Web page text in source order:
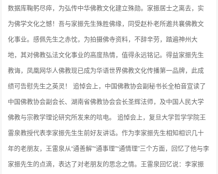
数据库鞠躬尽瘁，为弘传中华佛教文化建立殊勋。家振居士之离去，实
为佛学文化之憾！吾与家振先生殊胜佛缘，同受赵朴老所邀共襄佛教文
化事业。感佩先生之赤忱，为拍摄佛寺资料，不辞辛劳，踏遍神州大
地，其对佛教弘法文化事业的高度热情，值得永远铭记。得益家振先生
教诲，凤凰网华人佛教现已成为华语世界佛教文化传播第一品牌，此成
绩可告慰先生之英灵！ 追悼会上，中国佛教协会副秘书长全柏音宣读了
中国佛教协会副会长、湖南省佛教协会会长圣辉法师，及中国人民大学
佛教与宗教学理论研究所发来的唁电。 追悼会上，复旦大学哲学学院王
雷泉教授代表李家振先生生前好友讲话。作为李家振先生相知相识几十
年的老朋友，王雷泉从“通善解”“通事理”“通情理”三个方面，回忆了他与李
家振先生的点滴，表达了对老朋友的思念之情。王雷泉回忆说：李家振